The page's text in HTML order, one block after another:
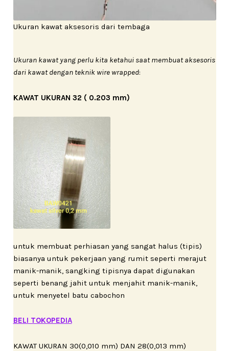
Ukuran kawat aksesoris dari tembaga
Ukuran kawat yang perlu kita ketahui saat membuat aksesoris
dari kawat dengan teknik wire wrapped:
KAWAT UKURAN 32 ( 0.203 mm)
untuk membuat perhiasan yang sangat halus (tipis)
biasanya untuk pekerjaan yang rumit seperti merajut
manik-manik, sangking tipisnya dapat digunakan
seperti benang jahit untuk menjahit manik-manik,
untuk menyetel batu cabochon
BELI TOKOPEDIA
KAWAT UKURAN 30(0,010 mm) DAN 28(0,013 mm)